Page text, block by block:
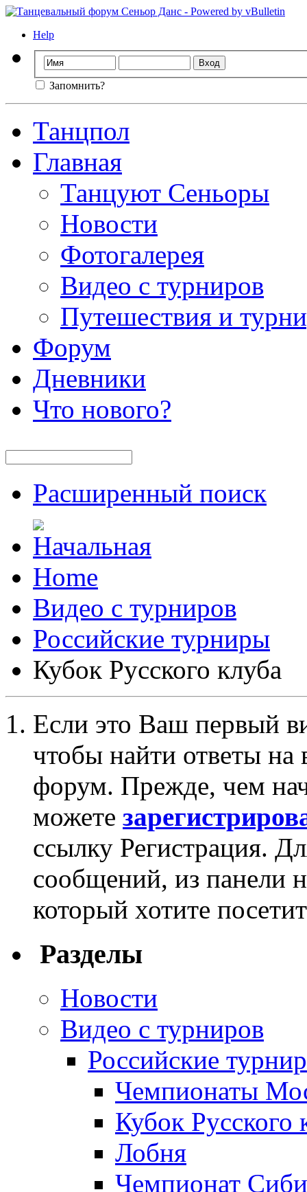
Help
Запомнить?
Танцпол
Главная
Танцуют Сеньоры
Новости
Фотогалерея
Видео с турниров
Путешествия и
Форум
Дневники
Что нового?
Расширенный поиск
Home
Видео с турниров
Российские турниры
Кубок Русского клуба
Если это Ваш первый
чтобы найти ответы на
форум. Прежде, чем
можете
ссылку Регистрация.
сообщений, из панели
который хотите
Разделы
Новости
Видео с турниров
Российские
Чемпионаты
Кубок Русского
Лобня
Чемпионат